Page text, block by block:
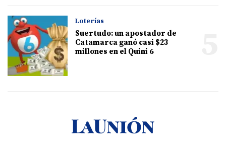
Loterías
Suertudo: un apostador de
Catamarca ganó casi $23
millones en el Quini 6